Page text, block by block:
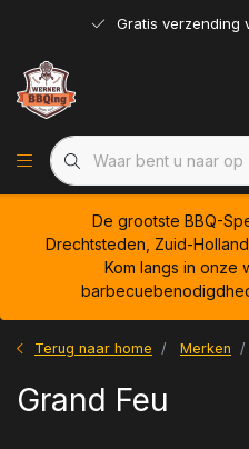
Gratis verzending
De grootste BBQ-
Drechtsteden, Zuid-
Kom langs in onze
Terug naar home Merken
Grand Feu